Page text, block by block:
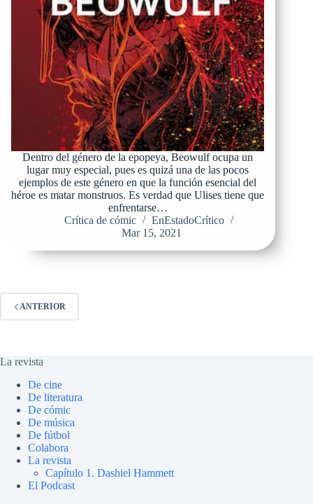
Dentro del género de la epopeya, Beowulf ocupa un
lugar muy especial, pues es quizá una de las pocos
ejemplos de este género en que la función esencial del
héroe es matar monstruos. Es verdad que Ulises tiene que
enfrentarse…
Crítica de cómic
EnEstadoCrítico
Mar 15, 2021
ANTERIOR
La revista
De cine
De literatura
De cómic
De música
De fútbol
Colabora
La revista
Capítulo 1. Dashiel Hammett
El Podcast